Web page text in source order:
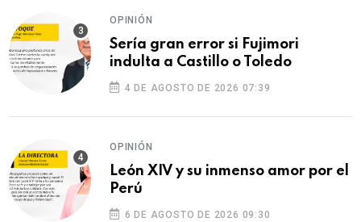
OPINIÓN
Sería gran error si Fujimori
indulta a Castillo o Toledo
4 DE AGOSTO DE 2026 07:39
OPINIÓN
León XIV y su inmenso amor por el
Perú
6 DE AGOSTO DE 2026 09:30